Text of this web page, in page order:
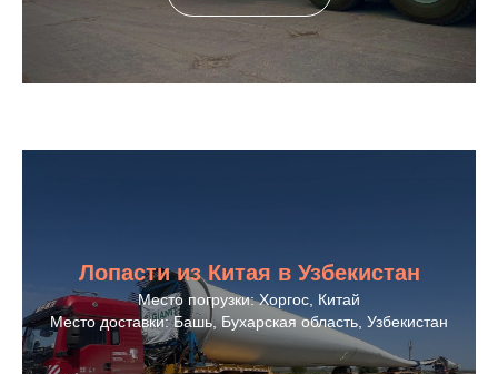
Лопасти из Китая в Узбекистан
Место погрузки: Хоргос, Китай
Место доставки: Башь, Бухарская область, Узбекистан